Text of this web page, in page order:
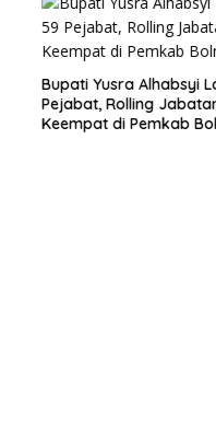
Bupati Yusra Alhabsyi
Pejabat, Rolling
Keempat di Pemkab